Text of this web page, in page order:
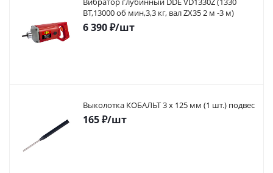
ВТ,13000 об мин,3,3 кг, вал ZX35 2 м -3 м)
6 390₽/шт
Выколотка КОБАЛЬТ 3 х 125 мм (1 шт.) подвес
165₽/шт